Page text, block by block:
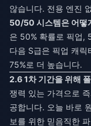
않습니다. 전용 엔진
50/50 시스템은 어떻
은 50% 확률로 픽업,
다음 S급은 픽업 캐릭
75%로 더 높습니다.
2.6 1차 기간을 위해
쟁력 있는 가격으로
공합니다. 오늘 바로
보를 위한 믿음직한